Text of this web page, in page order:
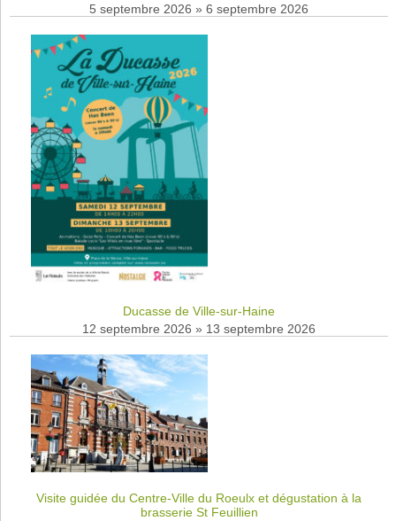
5 septembre 2026 » 6 septembre 2026
Ducasse de Ville-sur-Haine
12 septembre 2026 » 13 septembre 2026
Visite guidée du Centre-Ville du Roeulx et dégustation à la
brasserie St Feuillien